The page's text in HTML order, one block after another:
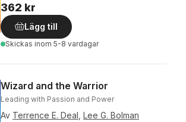
362 kr
Lägg till
Skickas inom 5-8 vardagar
Wizard and the Warrior
Leading with Passion and Power
Av Terrence E. Deal Lee G. Bolman